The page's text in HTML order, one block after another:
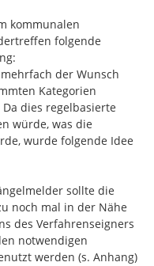
kommunalen
folgende
mehrfach der Wunsch
Kategorien
dies regelbasierte
würde, was die
wurde folgende Idee
sollte die
noch mal in der Nähe
des Verfahrenseigners
notwendigen
werden (s. Anhang)